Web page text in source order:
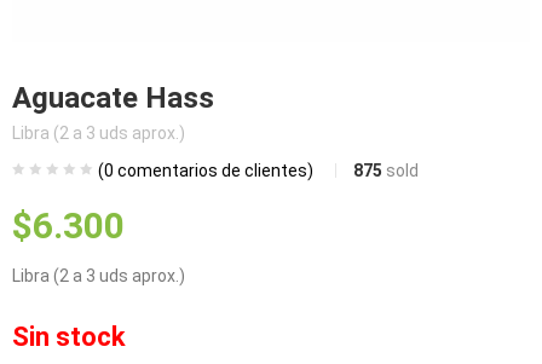
Aguacate Hass
Libra (2 a 3 uds aprox.)
(0 comentarios de clientes) 875 sold
$6.300
Libra (2 a 3 uds aprox.)
Sin stock